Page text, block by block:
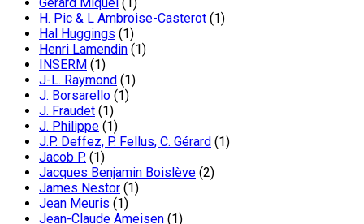
H. Pic & L Ambroise-Casterot (1)
Hal Huggings (1)
Henri Lamendin (1)
INSERM (1)
J-L. Raymond (1)
J. Borsarello (1)
J. Fraudet (1)
J. Philippe (1)
J.P. Deffez, P. Fellus, C. Gérard (1)
Jacob P. (1)
Jacques Benjamin Boislève (2)
James Nestor (1)
Jean Meuris (1)
Jean-Claude Ameisen (1)